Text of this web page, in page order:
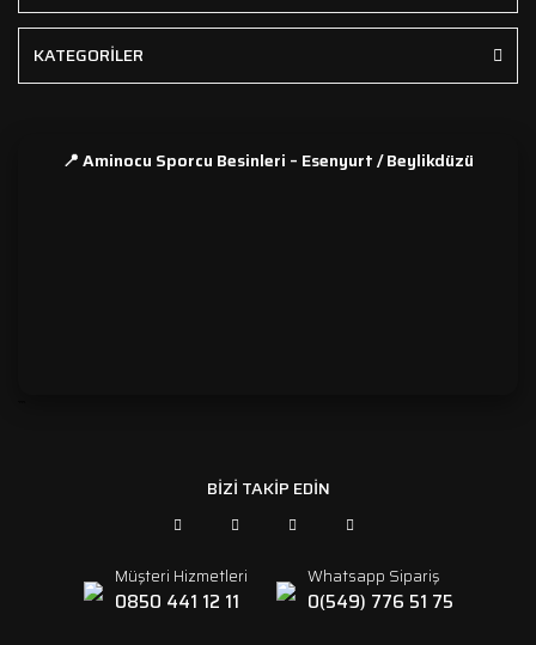
KATEGORİLER
📍 Aminocu Sporcu Besinleri – Esenyurt / Beylikdüzü
BİZİ TAKİP EDİN
Müşteri Hizmetleri
0850 441 12 11
Whatsapp Sipariş
0(549) 776 51 75